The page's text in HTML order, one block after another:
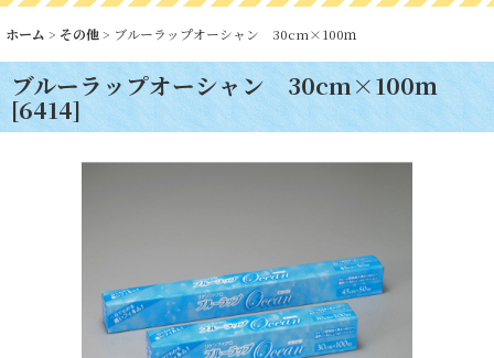
ホーム > その他> ブルーラップオーシャン 30cm×100ｍ
ブルーラップオーシャン 30cm×100ｍ
[6414]